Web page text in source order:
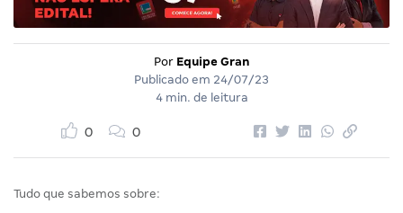
Por Equipe Gran
Publicado em 24/07/23
4 min. de leitura
0 0
Tudo que sabemos sobre: